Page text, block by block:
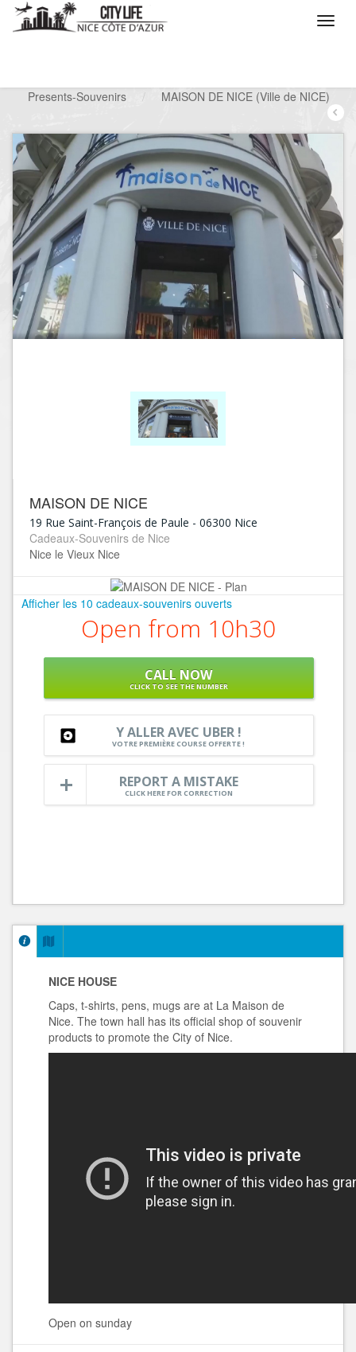
Presents-Souvenirs
/ MAISON DE NICE (Ville de NICE)
MAISON DE NICE
19 Rue Saint-François de Paule - 06300 Nice
Cadeaux-Souvenirs de Nice
Nice le Vieux Nice
Afficher les 10 cadeaux-souvenirs ouverts
Open from 10h30
CALL NOW
CLICK TO SEE THE NUMBER
Y ALLER AVEC UBER !
VOTRE PREMIÈRE COURSE OFFERTE !
REPORT A MISTAKE
CLICK HERE FOR CORRECTION
NICE HOUSE
Caps, t-shirts, pens, mugs are at La Maison de
Nice. The town hall has its official shop of souvenir
products to promote the City of Nice.
Open on sunday